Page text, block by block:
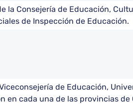
la Consejería de Educación,
de Inspección de Educación.
de Educación,
en cada una de las provincias de